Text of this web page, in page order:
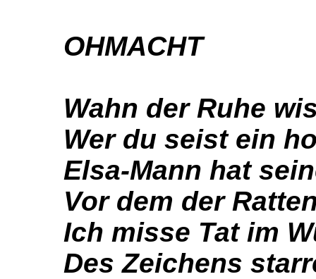
OHMACHT
Wahn der Ruhe
Wer du seist ein
Elsa-Mann hat
Vor dem der
Ich misse Tat im
Des Zeichens